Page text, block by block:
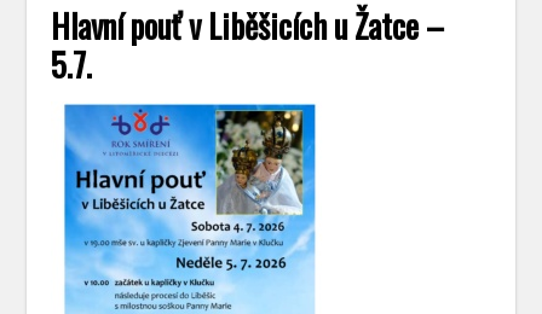
Hlavní pouť v Liběšicích u Žatce –
5.7.